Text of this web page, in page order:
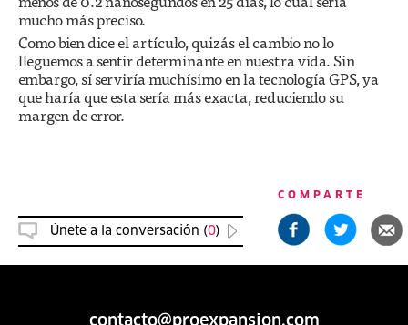
mucho más preciso.
Como bien dice el artículo, quizás el cambio no lo
lleguemos a sentir determinante en nuestra vida. Sin
embargo, sí serviría muchísimo en la tecnología GPS, ya
que haría que esta sería más exacta, reduciendo su
margen de error.
Únete a la conversación (0)
COMPARTE
contacto@proexpansion.com